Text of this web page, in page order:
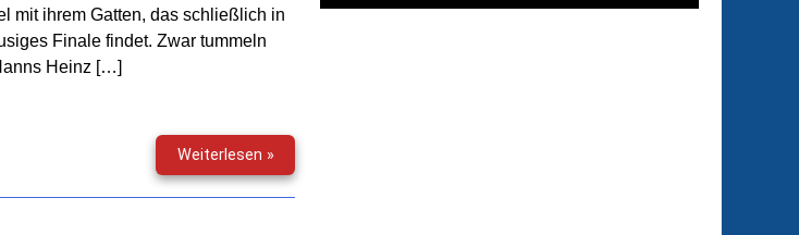
mit ihrem Gatten, das schließlich in
Finale findet. Zwar tummeln
Heinz […]
Weiterlesen »Gruselkabinett
(163)
–